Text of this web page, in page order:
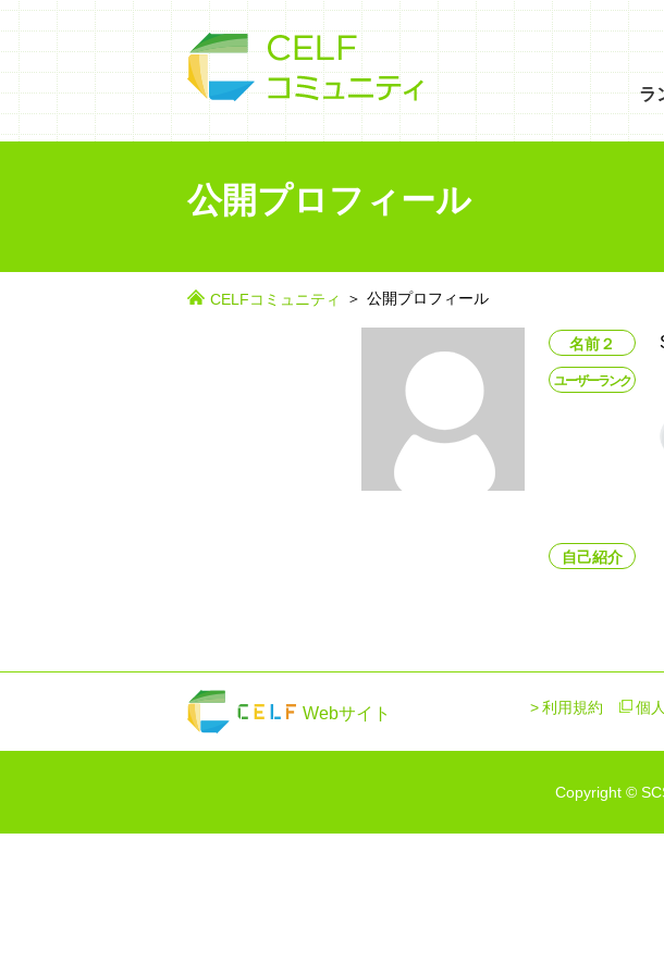
ラ
公開プロフィール
CELFコミュニティ 公開プロフィール
名前２
ユーザーランク
自己紹介
Webサイト 個
利用規約
Copyright ©